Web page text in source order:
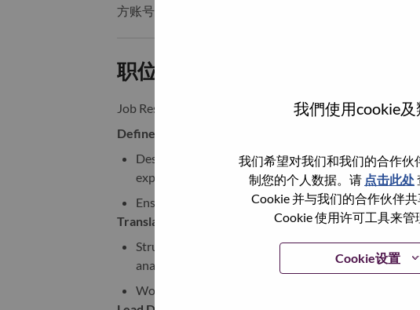
我們使用cookie
我们希望对我们和我们的合作
制您的个人数据。请 点击此处
Cookie 并与我们的合作伙伴
Cookie 使用许可工具来
Cookie设置
方账号，或关注“联想招聘”公众号，获取联想最新动态。
职位描述和要求:
Job Responsibilities
Define and Manage Data Metrics & Measurement
Design and maintain end‑to‑end KPI and metric
experience, and system performance
Ensure metrics are well-defined, consistent, and
Translate System and User Behaviors into Analyzable
Structure complex system behaviors (e.g., user
analyzable data concepts
Work with engineering teams to standardize logging,